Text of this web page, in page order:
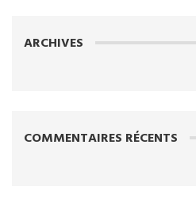
ARCHIVES
COMMENTAIRES RÉCENTS